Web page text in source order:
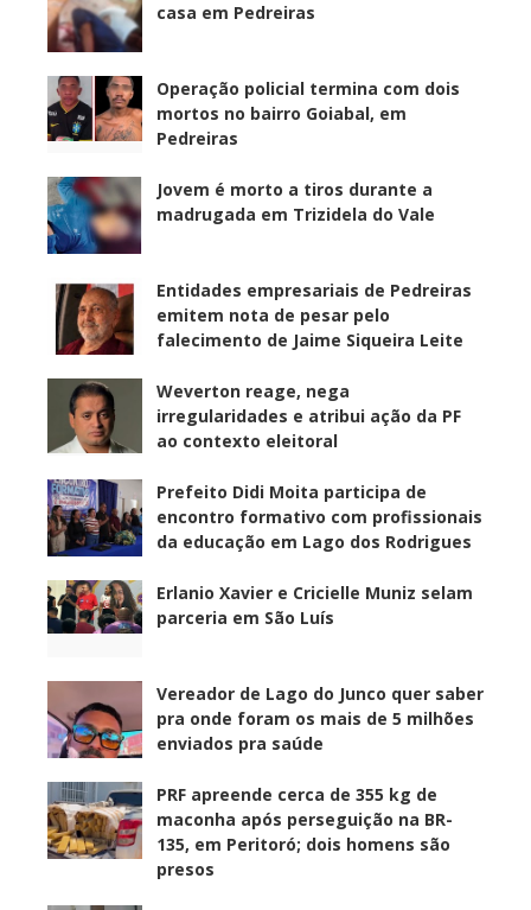
casa em Pedreiras
Operação policial termina com dois
mortos no bairro Goiabal, em
Pedreiras
Jovem é morto a tiros durante a
madrugada em Trizidela do Vale
Entidades empresariais de Pedreiras
emitem nota de pesar pelo
falecimento de Jaime Siqueira Leite
Weverton reage, nega
irregularidades e atribui ação da PF
ao contexto eleitoral
Prefeito Didi Moita participa de
encontro formativo com profissionais
da educação em Lago dos Rodrigues
Erlanio Xavier e Cricielle Muniz selam
parceria em São Luís
Vereador de Lago do Junco quer saber
pra onde foram os mais de 5 milhões
enviados pra saúde
PRF apreende cerca de 355 kg de
maconha após perseguição na BR-
135, em Peritoró; dois homens são
presos